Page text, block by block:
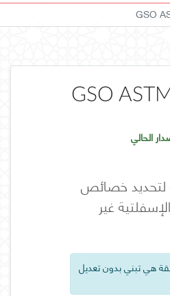
GSO
GSO
الحالي
لتحديد خصائص
غير
هي تبني بدون تعديل